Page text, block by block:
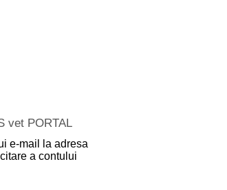
vet PORTAL
e-mail la adresa
a contului